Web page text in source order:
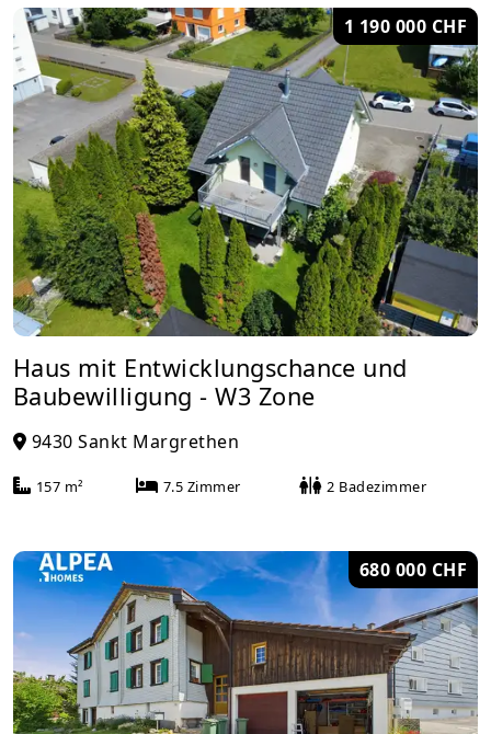
1 190 000 CHF
Haus mit Entwicklungschance und
Baubewilligung - W3 Zone
9430 Sankt Margrethen
157 m² 7.5 Zimmer 2 Badezimmer
680 000 CHF